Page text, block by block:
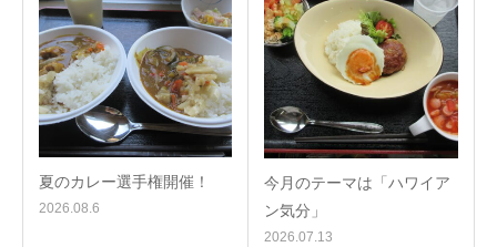
夏のカレー選手権開催！
2026.08.6
今月のテーマは「ハワイア
ン気分」
2026.07.13